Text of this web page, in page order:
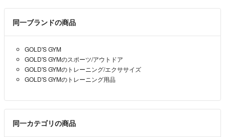
どうぞ宜しくお願いします＼(^o^)／
同一ブランドの商品
GOLD'S GYM
GOLD'S GYMのスポーツ/アウトドア
GOLD'S GYMのトレーニング/エクササイズ
GOLD'S GYMのトレーニング用品
同一カテゴリの商品